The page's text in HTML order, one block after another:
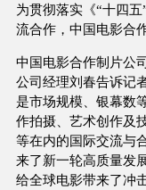
为贯彻落实《“十四
流合作，中国电影合
中国电影合作制片公
公司经理刘春告诉记
是市场规模、银幕数
作拍摄、艺术创作及
等在内的国际交流与
来了新一轮高质量发
给全球电影带来了冲